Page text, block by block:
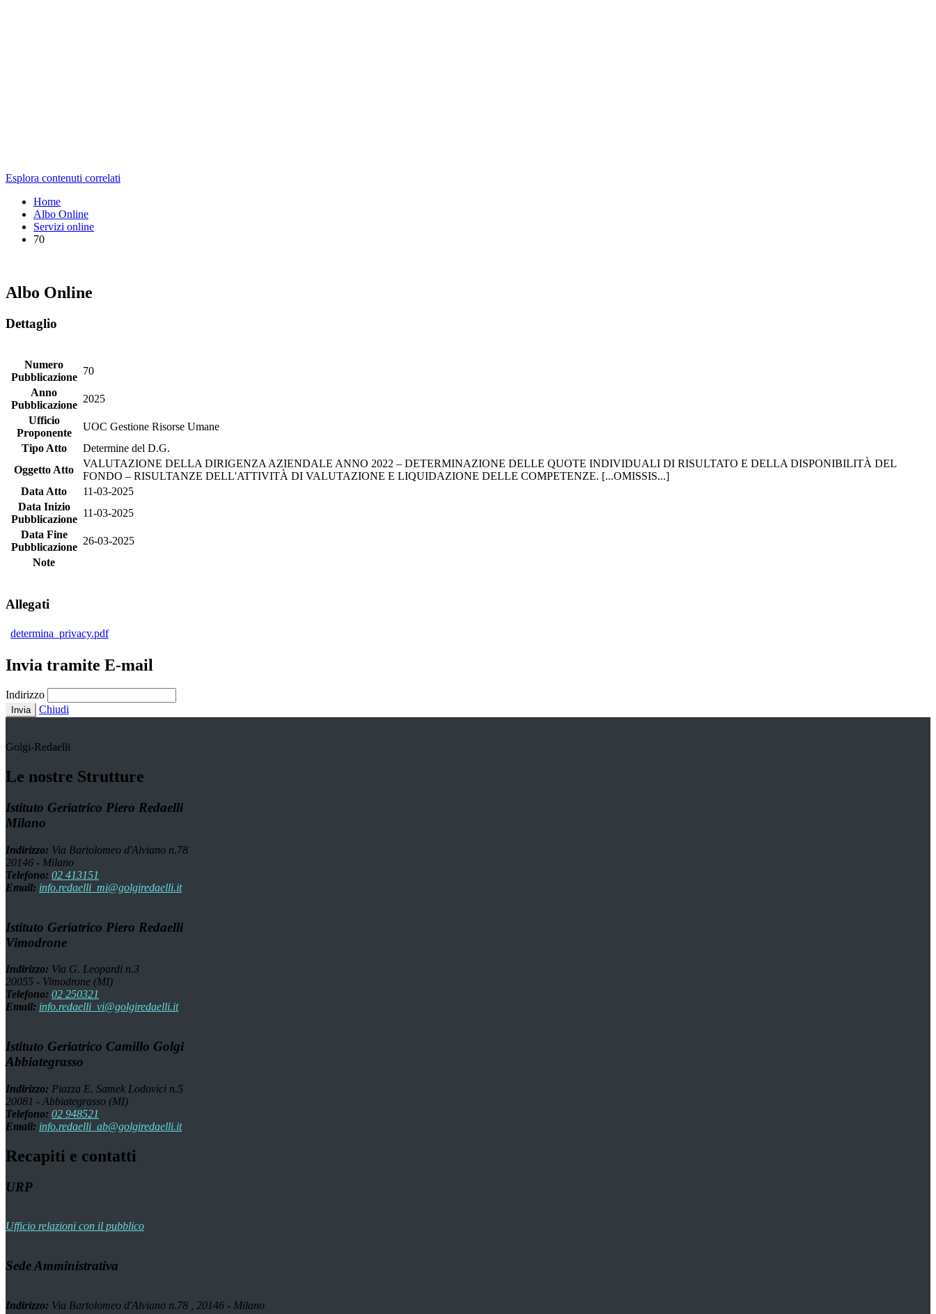
Esplora contenuti correlati
Home
Albo Online
Servizi online
70
Albo Online
Dettaglio
Numero
Pubblicazione
70
Anno
Pubblicazione
2025
Ufficio
Proponente
UOC Gestione Risorse Umane
Tipo Atto
Determine del D.G.
Oggetto Atto
VALUTAZIONE DELLA DIRIGENZA AZIENDALE ANNO 2022 – DETERMINAZIONE DELLE QUOTE INDIVIDUALI DI RISULTATO E DELLA DISPONIBILITÀ DEL
FONDO – RISULTANZE DELL'ATTIVITÀ DI VALUTAZIONE E LIQUIDAZIONE DELLE COMPETENZE. [...OMISSIS...]
Data Atto
11-03-2025
Data Inizio
Pubblicazione
11-03-2025
Data Fine
Pubblicazione
26-03-2025
Note
Allegati
determina_privacy.pdf
Invia tramite E-mail
Indirizzo
Invia Chiudi
Golgi-Redaelli
Le nostre Strutture
Istituto Geriatrico Piero Redaelli
Milano
Indirizzo: Via Bartolomeo d'Alviano n.78
20146 - Milano
Telefono: 02 413151
Email: info.redaelli_mi@golgiredaelli.it
Istituto Geriatrico Piero Redaelli
Vimodrone
Indirizzo: Via G. Leopardi n.3
20055 - Vimodrone (MI)
Telefono: 02 250321
Email: info.redaelli_vi@golgiredaelli.it
Istituto Geriatrico Camillo Golgi
Abbiategrasso
Indirizzo: Piazza E. Samek Lodovici n.5
20081 - Abbiategrasso (MI)
Telefono: 02 948521
Email: info.redaelli_ab@golgiredaelli.it
Recapiti e contatti
URP
Ufficio relazioni con il pubblico
Sede Amministrativa
Indirizzo: Via Bartolomeo d'Alviano n.78 , 20146 - Milano